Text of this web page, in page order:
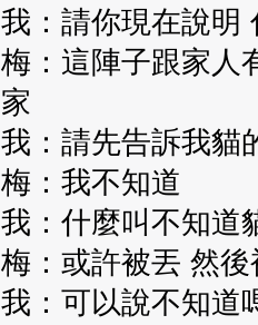
我：請你現在說明
梅：這陣子跟家人
家
我：請先告訴我貓
梅：我不知道
我：什麼叫不知道
梅：或許被丟 然
我：可以說不知道